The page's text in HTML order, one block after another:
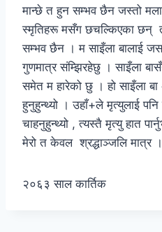
मान्छे त हुन सम्भव छैन जस्तो
स्मृतिहरू मसँग छचल्किएका छन्
सम्भव छैन । म साइँला बालाई
गुणमात्र संम्झिरहेछु । साइँला
समेत म हारेको छु । हो साइँला बा
हुनुहुन्थ्यो । उहाँ+ले मृत्युलाई
चाहनुहुन्थ्यो , त्यस्तै मृत्यु हात
मेरो त केवल श्रद्धाञ्जलि मात्र ।
२०६३ साल कार्तिक